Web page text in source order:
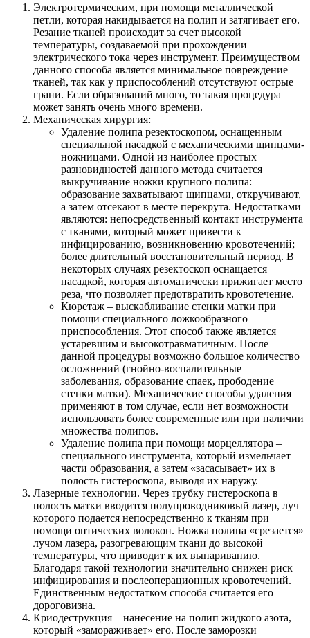
Электротермическим, при помощи металлической
петли, которая накидывается на полип и затягивает его.
Резание тканей происходит за счет высокой
температуры, создаваемой при прохождении
электрического тока через инструмент. Преимуществом
данного способа является минимальное повреждение
тканей, так как у приспособлений отсутствуют острые
грани. Если образований много, то такая процедура
может занять очень много времени.
Механическая хирургия:
Удаление полипа резектоскопом, оснащенным
специальной насадкой с механическими щипцами-
ножницами. Одной из наиболее простых
разновидностей данного метода считается
выкручивание ножки крупного полипа:
образование захватывают щипцами, откручивают,
а затем отсекают в месте перекрута. Недостатками
являются: непосредственный контакт инструмента
с тканями, который может привести к
инфицированию, возникновению кровотечений;
более длительный восстановительный период. В
некоторых случаях резектоскоп оснащается
насадкой, которая автоматически прижигает место
реза, что позволяет предотвратить кровотечение.
Кюретаж – выскабливание стенки матки при
помощи специального ложкообразного
приспособления. Этот способ также является
устаревшим и высокотравматичным. После
данной процедуры возможно большое количество
осложнений (гнойно-воспалительные
заболевания, образование спаек, прободение
стенки матки). Механические способы удаления
применяют в том случае, если нет возможности
использовать более современные или при наличии
множества полипов.
Удаление полипа при помощи морцеллятора –
специального инструмента, который измельчает
части образования, а затем «засасывает» их в
полость гистероскопа, выводя их наружу.
Лазерные технологии. Через трубку гистероскопа в
полость матки вводится полупроводниковый лазер, луч
которого подается непосредственно к тканям при
помощи оптических волокон. Ножка полипа «срезается»
лучом лазера, разогревающим ткани до высокой
температуры, что приводит к их выпариванию.
Благодаря такой технологии значительно снижен риск
инфицирования и послеоперационных кровотечений.
Единственным недостатком способа считается его
дороговизна.
Криодеструкция – нанесение на полип жидкого азота,
который «замораживает» его. После заморозки